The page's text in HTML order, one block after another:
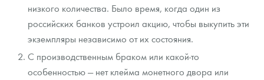
низкого количества. Было время, когда один из
российских банков устроил акцию, чтобы выкупить эти
экземпляры независимо от их состояния.
С производственным браком или какой-то
особенностью — нет клейма монетного двора или